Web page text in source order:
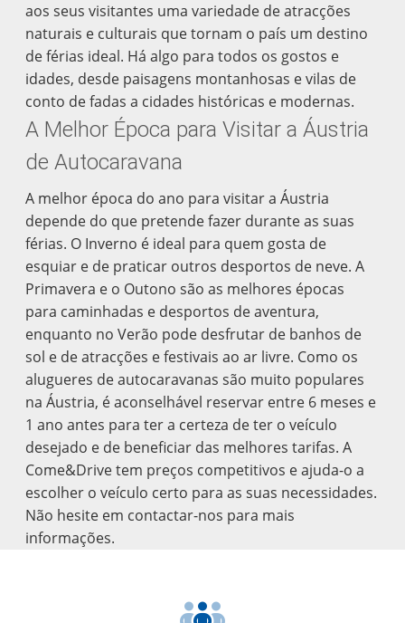
aos seus visitantes uma variedade de atracções
naturais e culturais que tornam o país um destino
de férias ideal. Há algo para todos os gostos e
idades, desde paisagens montanhosas e vilas de
conto de fadas a cidades históricas e modernas.
A Melhor Época para Visitar a Áustria
de Autocaravana
A melhor época do ano para visitar a Áustria
depende do que pretende fazer durante as suas
férias. O Inverno é ideal para quem gosta de
esquiar e de praticar outros desportos de neve. A
Primavera e o Outono são as melhores épocas
para caminhadas e desportos de aventura,
enquanto no Verão pode desfrutar de banhos de
sol e de atracções e festivais ao ar livre. Como os
alugueres de autocaravanas são muito populares
na Áustria, é aconselhável reservar entre 6 meses e
1 ano antes para ter a certeza de ter o veículo
desejado e de beneficiar das melhores tarifas. A
Come&Drive tem preços competitivos e ajuda-o a
escolher o veículo certo para as suas necessidades.
Não hesite em contactar-nos para mais
informações.